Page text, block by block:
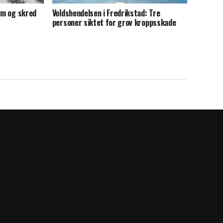
og skred Voldshendelsen i Fredrikstad: Tre
personer siktet for grov kroppsskade